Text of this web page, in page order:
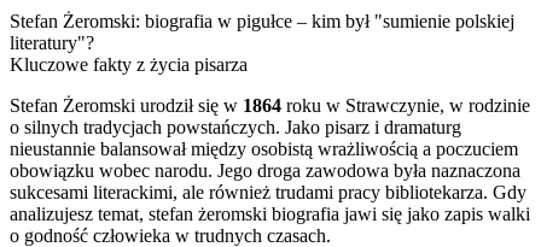
Stefan Żeromski: biografia w pigułce – kim był "sumienie polskiej
literatury"?
Kluczowe fakty z życia pisarza
Stefan Żeromski urodził się w 1864 roku w Strawczynie, w rodzinie
o silnych tradycjach powstańczych. Jako pisarz i dramaturg
nieustannie balansował między osobistą wrażliwością a poczuciem
obowiązku wobec narodu. Jego droga zawodowa była naznaczona
sukcesami literackimi, ale również trudami pracy bibliotekarza. Gdy
analizujesz temat, stefan żeromski biografia jawi się jako zapis walki
o godność człowieka w trudnych czasach.